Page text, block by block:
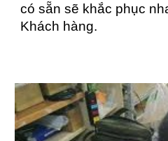
có sẵn sẽ khắc phục
Khách hàng.